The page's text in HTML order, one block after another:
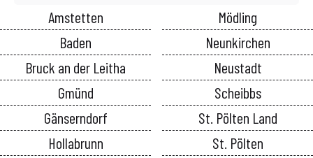
Amstetten
Baden
Bruck an der Leitha
Gmünd
Gänserndorf
Hollabrunn
Mödling
Neunkirchen
Neustadt
Scheibbs
St. Pölten Land
St. Pölten